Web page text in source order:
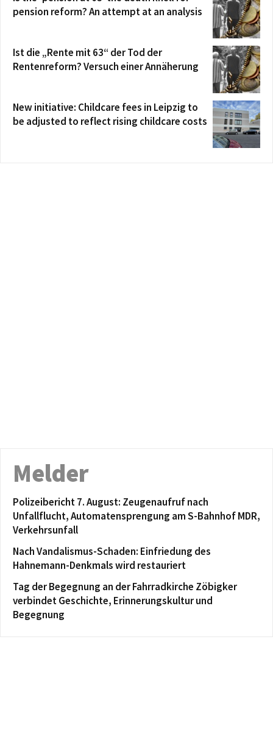
pension reform? An attempt at an analysis
Ist die „Rente mit 63“ der Tod der
Rentenreform? Versuch einer Annäherung
New initiative: Childcare fees in Leipzig to
be adjusted to reflect rising childcare costs
Melder
Polizeibericht 7. August: Zeugenaufruf nach
Unfallflucht, Automatensprengung am S-Bahnhof MDR,
Verkehrsunfall
Nach Vandalismus-Schaden: Einfriedung des
Hahnemann-Denkmals wird restauriert
Tag der Begegnung an der Fahrradkirche Zöbigker
verbindet Geschichte, Erinnerungskultur und
Begegnung